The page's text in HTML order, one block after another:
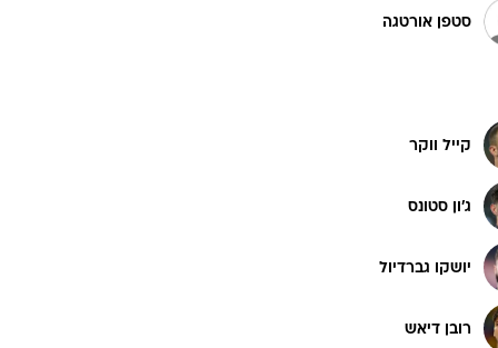
סטפן אורטגה
קייל ווקר
ג'ון סטונס
יושקו גברדיול
רובן דיאש